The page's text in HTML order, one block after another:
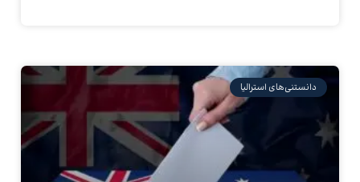
دانستنی‌های استرالیا